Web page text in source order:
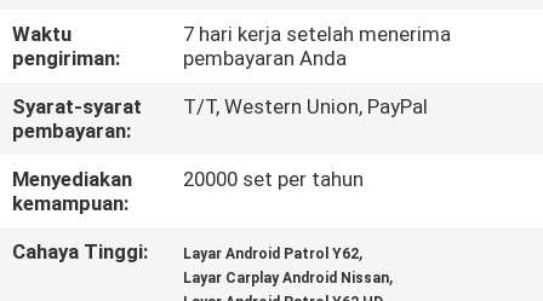
HUBUNGI
KAMI
BERITA
Waktu
pengiriman:
7 hari kerja setelah menerima
pembayaran Anda
Syarat-syarat
pembayaran:
T/T, Western Union, PayPal
Menyediakan
kemampuan:
20000 set per tahun
Cahaya Tinggi: Layar Android Patrol Y62,
Layar Carplay Android Nissan,